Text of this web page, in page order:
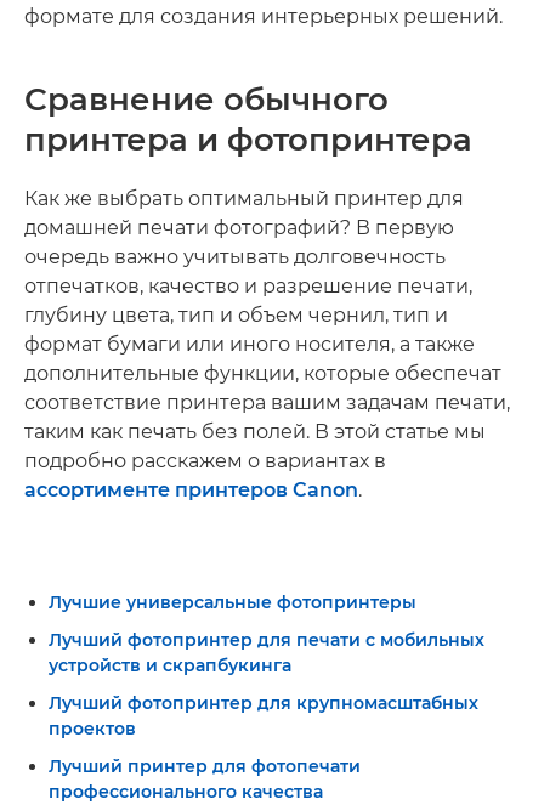
формате для создания интерьерных решений.
Сравнение обычного
принтера и фотопринтера
Как же выбрать оптимальный принтер для
домашней печати фотографий? В первую
очередь важно учитывать долговечность
отпечатков, качество и разрешение печати,
глубину цвета, тип и объем чернил, тип и
формат бумаги или иного носителя, а также
дополнительные функции, которые обеспечат
соответствие принтера вашим задачам печати,
таким как печать без полей. В этой статье мы
подробно расскажем о вариантах в
ассортименте принтеров Canon.
Лучшие универсальные фотопринтеры
Лучший фотопринтер для печати с мобильных
устройств и скрапбукинга
Лучший фотопринтер для крупномасштабных
проектов
Лучший принтер для фотопечати
профессионального качества